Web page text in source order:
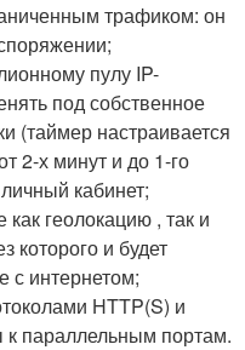
трафиком: он
пулу IP-
под собственное
(таймер настраивается
2-х минут и до 1-го
кабинет;
геолокацию , так и
которого и будет
с интернетом;
HTTP(S) и
параллельным портам.